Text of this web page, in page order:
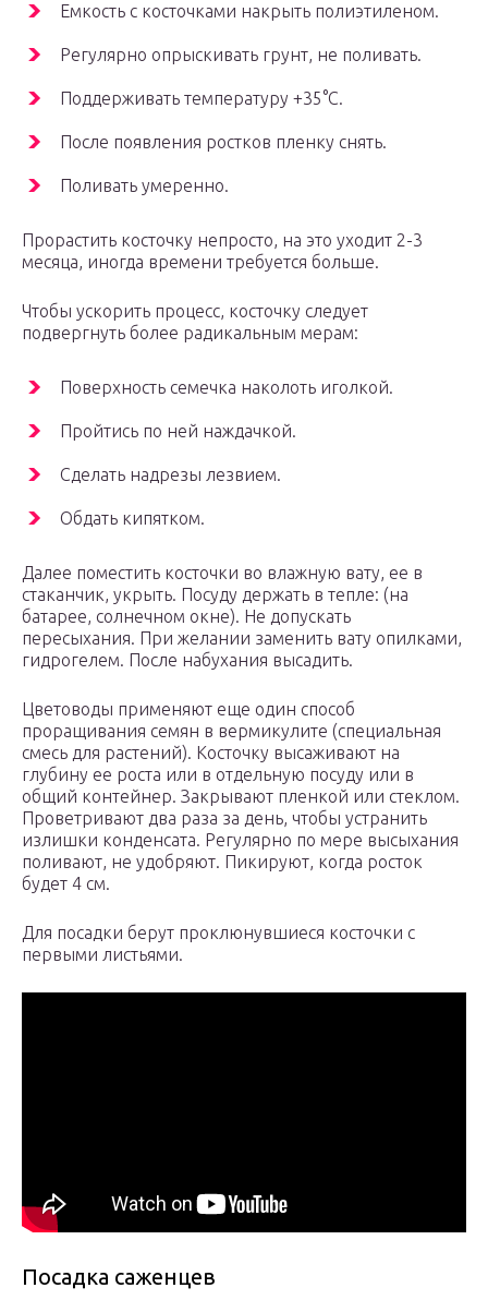
Емкость с косточками накрыть полиэтиленом.
Регулярно опрыскивать грунт, не поливать.
Поддерживать температуру +35°С.
После появления ростков пленку снять.
Поливать умеренно.
Прорастить косточку непросто, на это уходит 2-3
месяца, иногда времени требуется больше.
Чтобы ускорить процесс, косточку следует
подвергнуть более радикальным мерам:
Поверхность семечка наколоть иголкой.
Пройтись по ней наждачкой.
Сделать надрезы лезвием.
Обдать кипятком.
Далее поместить косточки во влажную вату, ее в
стаканчик, укрыть. Посуду держать в тепле: (на
батарее, солнечном окне). Не допускать
пересыхания. При желании заменить вату опилками,
гидрогелем. После набухания высадить.
Цветоводы применяют еще один способ
проращивания семян в вермикулите (специальная
смесь для растений). Косточку высаживают на
глубину ее роста или в отдельную посуду или в
общий контейнер. Закрывают пленкой или стеклом.
Проветривают два раза за день, чтобы устранить
излишки конденсата. Регулярно по мере высыхания
поливают, не удобряют. Пикируют, когда росток
будет 4 см.
Для посадки берут проклюнувшиеся косточки с
первыми листьями.
Посадка саженцев